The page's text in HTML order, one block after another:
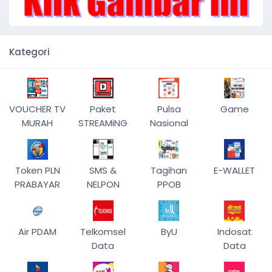
Kategori
VOUCHER TV
MURAH
Paket
STREAMiNG
Pulsa
Nasional
Game
Token PLN
PRABAYAR
SMS &
NELPON
Tagihan
PPOB
E-WALLET
Air PDAM
Telkomsel
Data
ByU
Indosat
Data